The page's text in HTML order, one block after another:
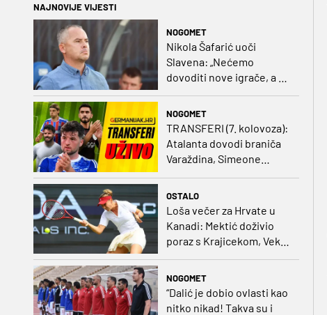
NAJNOVIJE VIJESTI
NOGOMET
Nikola Šafarić uoči
Slavena: „Nećemo
dovoditi nove igrače, a o
NOGOMET
TRANSFERI (7. kolovoza):
Atalanta dovodi braniča
Varaždina, Simeone
OSTALO
Loša večer za Hrvate u
Kanadi: Mektić doživio
poraz s Krajicekom, Vekić
poražena u paru sa
NOGOMET
“Dalić je dobio ovlasti kao
nitko nikad! Takva su i